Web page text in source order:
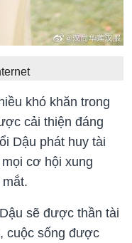
khó khăn trong
cải thiện đáng
Dậu phát huy tài
cơ hội xung
sẽ được thần tài
cuộc sống được